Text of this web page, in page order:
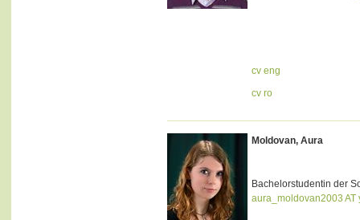
cv eng
cv ro
Moldovan, Aura
Bachelorstudentin der
aura_moldovan2003 AT